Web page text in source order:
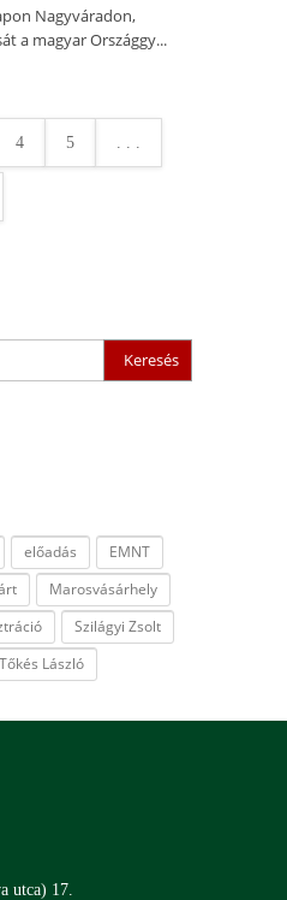
Nagyváradon,
a magyar Országgy...
4 5 . . .
előadás
EMNT
Marosvásárhely
Szilágyi Zsolt
Tőkés László
utca) 17.